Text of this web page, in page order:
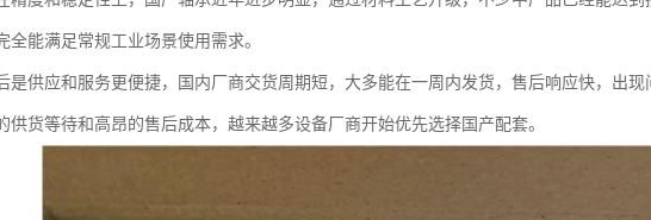
全能满足常规工业场景使用需求。
是供应和服务更便捷，国内厂商交货周期短，大多能在一周内发货，售后响应快，出
供货等待和高昂的售后成本，越来越多设备厂商开始优先选择国产配套。